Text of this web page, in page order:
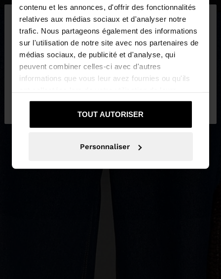
contenu et les annonces, d'offrir des fonctionnalités
relatives aux médias sociaux et d'analyser notre
trafic. Nous partageons également des informations
sur l'utilisation de notre site avec nos partenaires de
médias sociaux, de publicité et d'analyse, qui
peuvent combiner celles-ci avec d'autres
informations que vous leur avez fournies ou qu'ils
services.
TOUT AUTORISER
Personnaliser
bonjour ×
Vous accédez au site depuis Luxembourg. Voulez-
vous parcourir notre site au United States?